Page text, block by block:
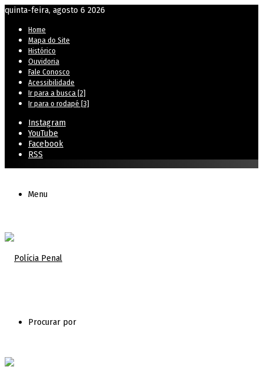
quinta-feira, agosto 6 2026
Home
Mapa do Site
Histórico
Ouvidoria
Fale Conosco
Acessibilidade
Ir para a busca [2]
Ir para o rodapé [3]
Instagram
YouTube
Facebook
RSS
Menu
Procurar por